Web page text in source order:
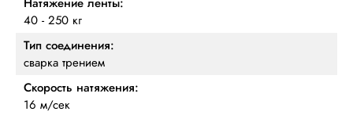
40 - 250 кг
Тип соединения:
сварка трением
Скорость натяжения:
16 м/сек